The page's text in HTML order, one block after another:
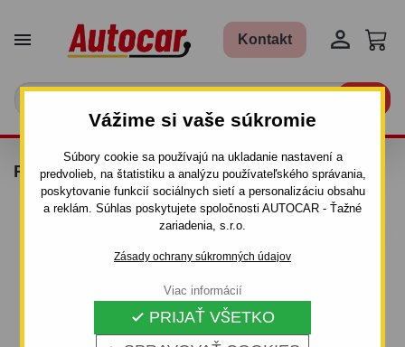
Vážime si vaše súkromie
Súbory cookie sa používajú na ukladanie nastavení a
predvolieb, na štatistiku a analýzu používateľského správania,
poskytovanie funkcií sociálnych sietí a personalizáciu obsahu
a reklám. Súhlas poskytujete spoločnosti AUTOCAR - Ťažné
zariadenia, s.r.o.
Zásady ochrany súkromných údajov
 PRIJAŤ VŠETKO
Viac informácií
 Kontakt 
REDUKCIA 7/13 CH MINI